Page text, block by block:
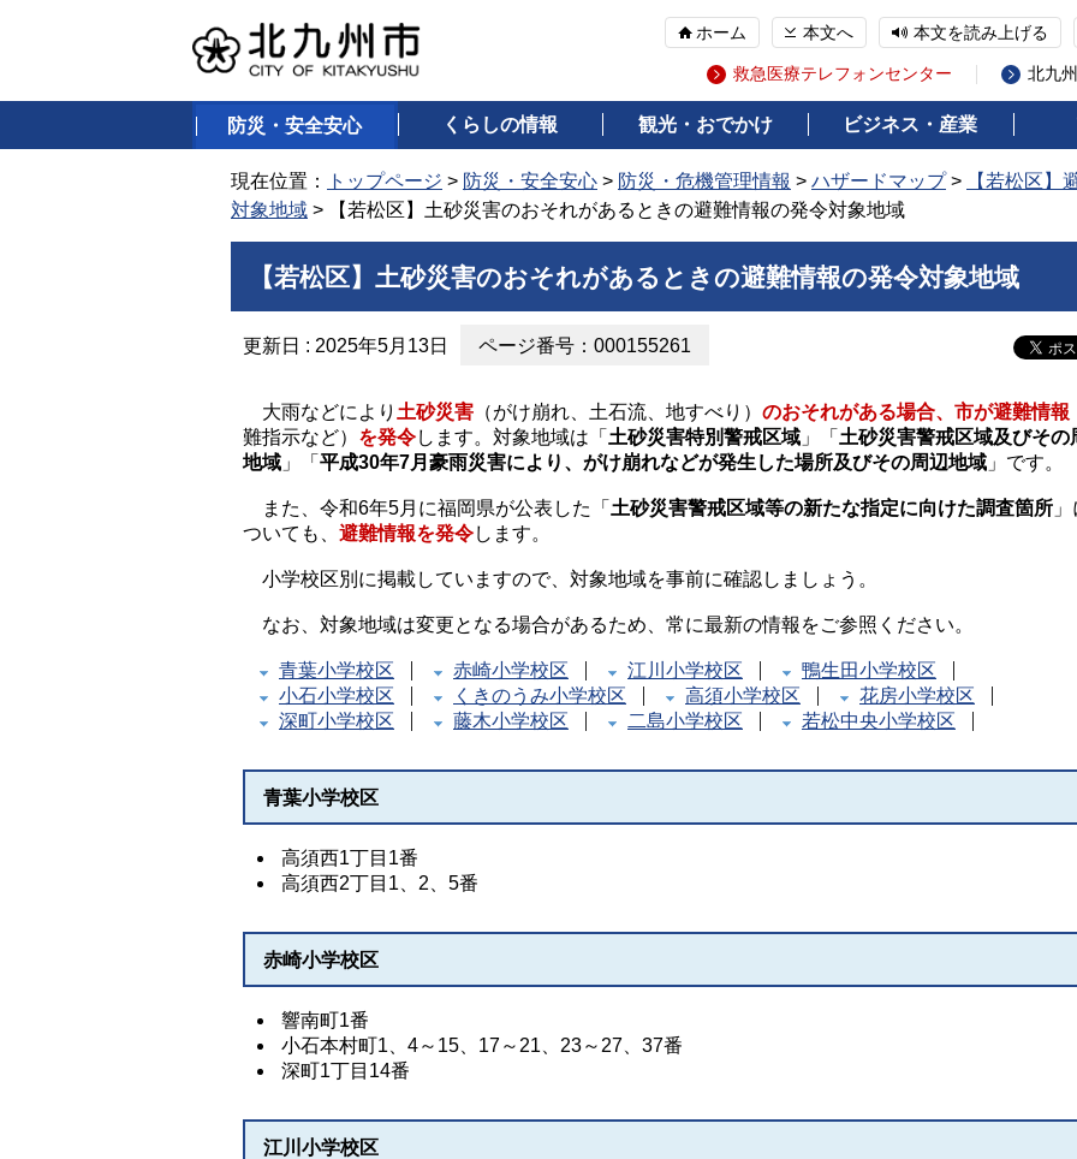
ホーム 本文へ 本文を読み上げる
救急医療テレフォンセンター 北九
防災・安全安心 くらしの情報 観光・おでかけ ビジネス・産業
現在位置： トップページ > 防災・安全安心 > 防災・危機管理情報 > ハザードマップ>
【若松区】
対象地域 > 【若松区】土砂災害のおそれがあるときの避難情報の発令対象地域
【若松区】土砂災害のおそれがあるときの避難情報の発令対象地域
更新日 : 2025年5月13日 ページ番号：000155261
大雨などにより 土砂災害 （がけ崩れ、土石流、地すべり） のおそれがある場合、市が避難情報
難指示など） を発令します。対象地域は「 土砂災害特別警戒区域 」「 土砂災害警戒区域及びその
地域 」「 平成30年7月豪雨災害により、がけ崩れなどが発生した場所及びその周辺地域 」です。
また、令和6年5月に福岡県が公表した「 土砂災害警戒区域等の新たな指定に向けた調査箇所
ついても、 避難情報を発令します。
小学校区別に掲載していますので、対象地域を事前に確認しましょう。
なお、対象地域は変更となる場合があるため、常に最新の情報をご参照ください。
青葉小学校区 赤崎小学校区 江川小学校区
鴨生田小学校区
小石小学校区
くきのうみ小学校区 高須小学校区
花房小学校区
深町小学校区
藤木小学校区 二島小学校区 若松中央小学校区
青葉小学校区
高須西1丁目1番
高須西2丁目1、2、5番
赤崎小学校区
響南町1番
小石本村町1、4～15、17～21、23～27、37番
深町1丁目14番
江川小学校区